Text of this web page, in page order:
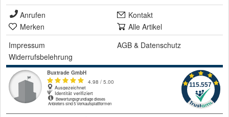
Anrufen
Kontakt
Merken
Alle Artikel
Impressum
AGB & Datenschutz
Widerrufsbelehrung